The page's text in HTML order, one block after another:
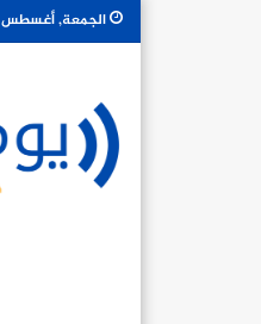
الجمعة, أغسطس 7 2026